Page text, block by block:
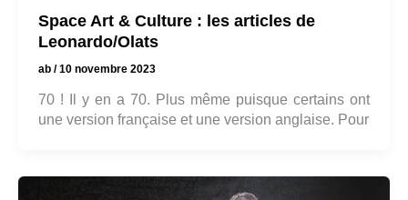
Space Art & Culture : les articles de
Leonardo/Olats
ab /10 novembre 2023
70 ! Il y en a 70. Plus même puisque certains ont
une version française et une version anglaise. Pour